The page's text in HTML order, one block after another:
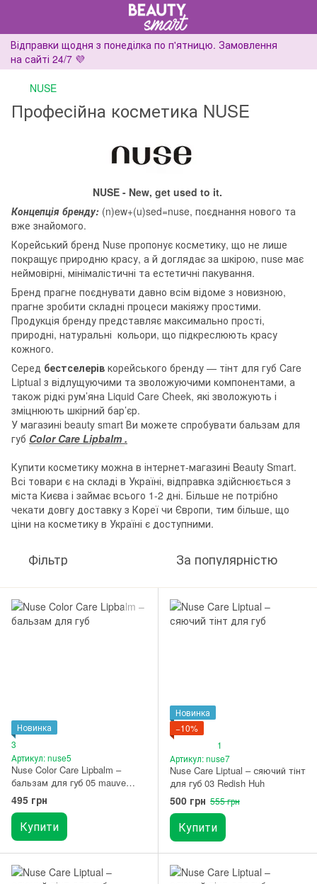
Відправки щодня з понеділка по п'ятницю. Замовлення
на сайті 24/7 💜
NUSE
Професійна косметика NUSE
NUSE - New, get used to it.
Концепція бренду: (n)ew+(u)sed=nuse, поєднання нового та
вже знайомого.
Корейський бренд Nuse пропонує косметику, що не лише
покращує природню красу, а й доглядає за шкірою, nuse має
неймовірні, мінімалістичні та естетичні пакування.
Бренд прагне поєднувати давно всім відоме з новизною,
прагне зробити складні процеси макіяжу простими.
Продукція бренду представляє максимально прості,
природні, натуральні кольори, що підкреслюють красу
кожного.
Серед бестселерів корейського бренду — тінт для губ Care
Liptual з відлущуючими та зволожуючими компонентами, а
також рідкі рум’яна Liquid Care Cheek, які зволожують і
зміцнюють шкірний бар’єр.
У магазині beauty smart Ви можете спробувати бальзам для
губ Color Care Lipbalm .
Купити косметику можна в інтернет-магазині Beauty Smart.
Всі товари є на складі в Україні, відправка здійснюється з
міста Києва і займає всього 1-2 дні. Більше не потрібно
чекати довгу доставку з Кореї чи Європи, тим більше, що
ціни на косметику в Україні є доступними.
Фільтр За популярністю
Новинка
3
Артикул: nuse5
Nuse Color Care Lipbalm –
бальзам для губ 05 mauve
move
495 грн
Купити
Новинка
−10%
1
Артикул: nuse7
Nuse Care Liptual – сяючий тінт
для губ 03 Redish Huh
500 грн 555 грн
Купити